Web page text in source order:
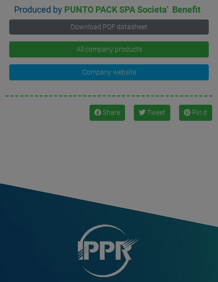
Produced by PUNTO PACK SPA Societa' Benefit
Download PDF datasheet
All company products
Company website
Share Tweet Pin it